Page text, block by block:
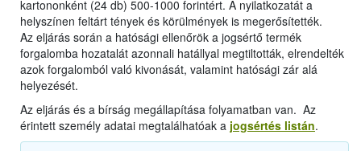
kartononként (24 db) 500-1000 forintért. A nyilatkozatát a
helyszínen feltárt tények és körülmények is megerősítették.
Az eljárás során a hatósági ellenőrök a jogsértő termék
forgalomba hozatalát azonnali hatállyal megtiltották, elrendelték
azok forgalomból való kivonását, valamint hatósági zár alá
helyezését.
Az eljárás és a bírság megállapítása folyamatban van. Az
érintett személy adatai megtalálhatóak a jogsértés listán.